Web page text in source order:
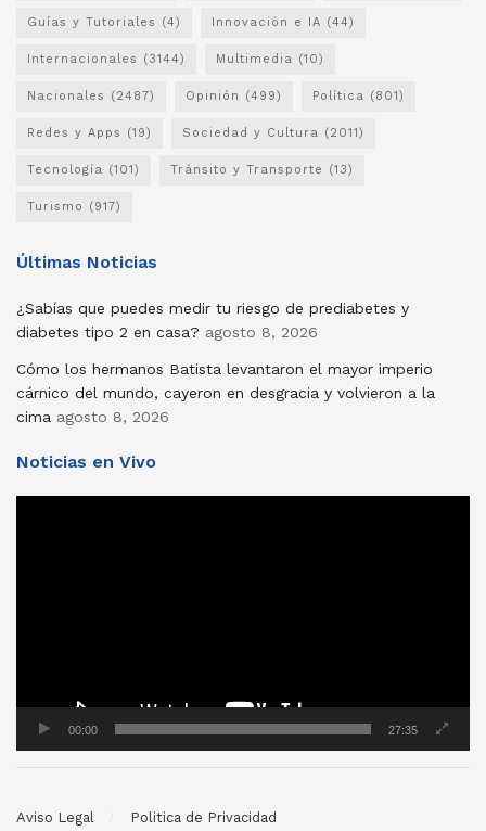
Guías y Tutoriales (4) Innovación e IA (44)
Internacionales (3144) Multimedia (10)
Nacionales (2487) Opinión (499) Política (801)
Redes y Apps (19) Sociedad y Cultura (2011)
Tecnología (101) Tránsito y Transporte (13)
Turismo (917)
Últimas Noticias
¿Sabías que puedes medir tu riesgo de prediabetes y
diabetes tipo 2 en casa? agosto 8, 2026
Cómo los hermanos Batista levantaron el mayor imperio
cárnico del mundo, cayeron en desgracia y volvieron a la
cima agosto 8, 2026
Noticias en Vivo
00:00 27:35
Aviso Legal Politica de Privacidad